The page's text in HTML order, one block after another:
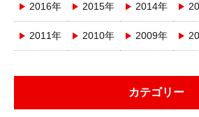
2016年 2015年 2014年
2011年 2010年 2009年
カテゴリー